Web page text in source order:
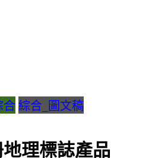
合 綜合_圖文稿
理標誌產品